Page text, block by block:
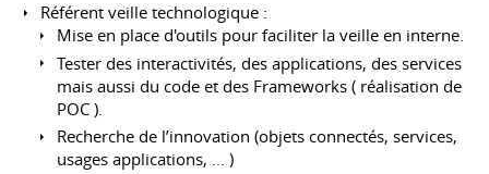
Référent veille technologique :
Mise en place d'outils pour faciliter la veille en interne.
Tester des interactivités, des applications, des services
mais aussi du code et des Frameworks ( réalisation de
POC ).
Recherche de l’innovation (objets connectés, services,
usages applications, ... )